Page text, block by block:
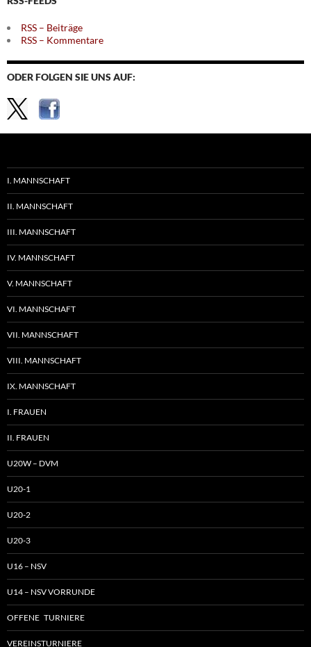
RSS – Beiträge
RSS – Kommentare
ODER FOLGEN SIE UNS AUF:
I. MANNSCHAFT
II. MANNSCHAFT
III. MANNSCHAFT
IV. MANNSCHAFT
V. MANNSCHAFT
VI. MANNSCHAFT
VII. MANNSCHAFT
VIII. MANNSCHAFT
IX. MANNSCHAFT
I. FRAUEN
II. FRAUEN
U20W – DVM
U20-1
U20-2
U20-3
U16 – NSV
U14 – NSV VORRUNDE
OFFENE TURNIERE
VEREINSTURNIERE